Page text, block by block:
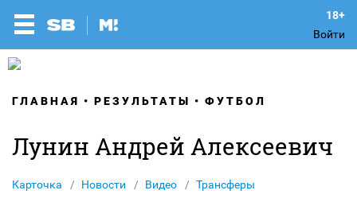
Войти
ГЛАВНАЯ РЕЗУЛЬТАТЫ ФУТБОЛ
Лунин Андрей Алексеевич
Карточка Новости Видео Трансферы